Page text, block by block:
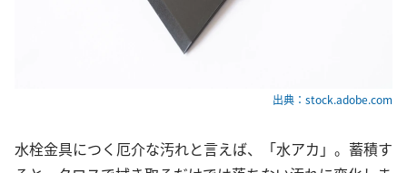
出典：stock.adobe.com
水栓金具につく厄介な汚れと言えば、「水アカ」。蓄積す